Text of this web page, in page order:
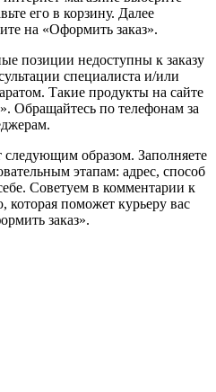
его в корзину. Далее
на «Оформить заказ».
позиции недоступны к заказу
специалиста и/или
Такие продукты на сайте
Обращайтесь по телефонам за
следующим образом. Заполняете
этапам: адрес, способ
Советуем в комментарии к
которая поможет курьеру вас
заказ».